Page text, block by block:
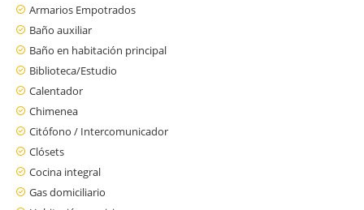
Armarios Empotrados
Baño auxiliar
Baño en habitación principal
Biblioteca/Estudio
Calentador
Chimenea
Citófono / Intercomunicador
Clósets
Cocina integral
Gas domiciliario